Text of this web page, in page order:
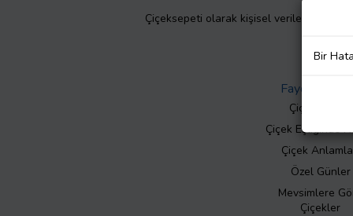
Çiçeksepeti olarak kişisel verilerinizin
Faydalı
Çiçek Bakımı
Çiçek Eşliğinde
Çiçek
Özel Günler
Mevsimlere
Çiçekler
Bir